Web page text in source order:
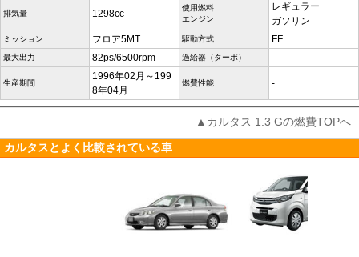
排気量 1298cc
使用燃料
エンジン
レギュラー
ガソリン
ミッション フロア5MT 駆動方式 FF
最大出力 82ps/6500rpm 過給器（ターボ） -
生産期間
1996年02月～199
8年04月
燃費性能 -
▲カルタス 1.3 Gの燃費TOPへ
カルタスとよく比較されている車